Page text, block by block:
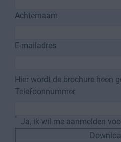
Achternaam
E-mailadres
Hier wordt de brochure heen
Telefoonnummer
Ja, ik wil me aanmelden